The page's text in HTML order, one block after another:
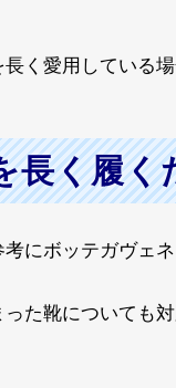
く愛用している
長く履く
にボッテガヴェ
た靴についても